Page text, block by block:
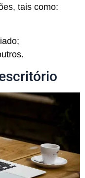
tais como: